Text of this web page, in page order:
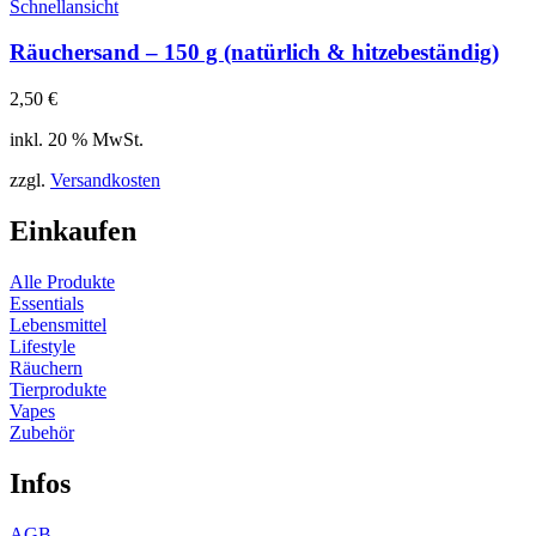
Schnellansicht
Räuchersand – 150 g (natürlich & hitzebeständig)
2,50 €
inkl. 20 % MwSt.
zzgl. Versandkosten
Einkaufen
Alle Produkte
Essentials
Lebensmittel
Lifestyle
Räuchern
Tierprodukte
Vapes
Zubehör
Infos